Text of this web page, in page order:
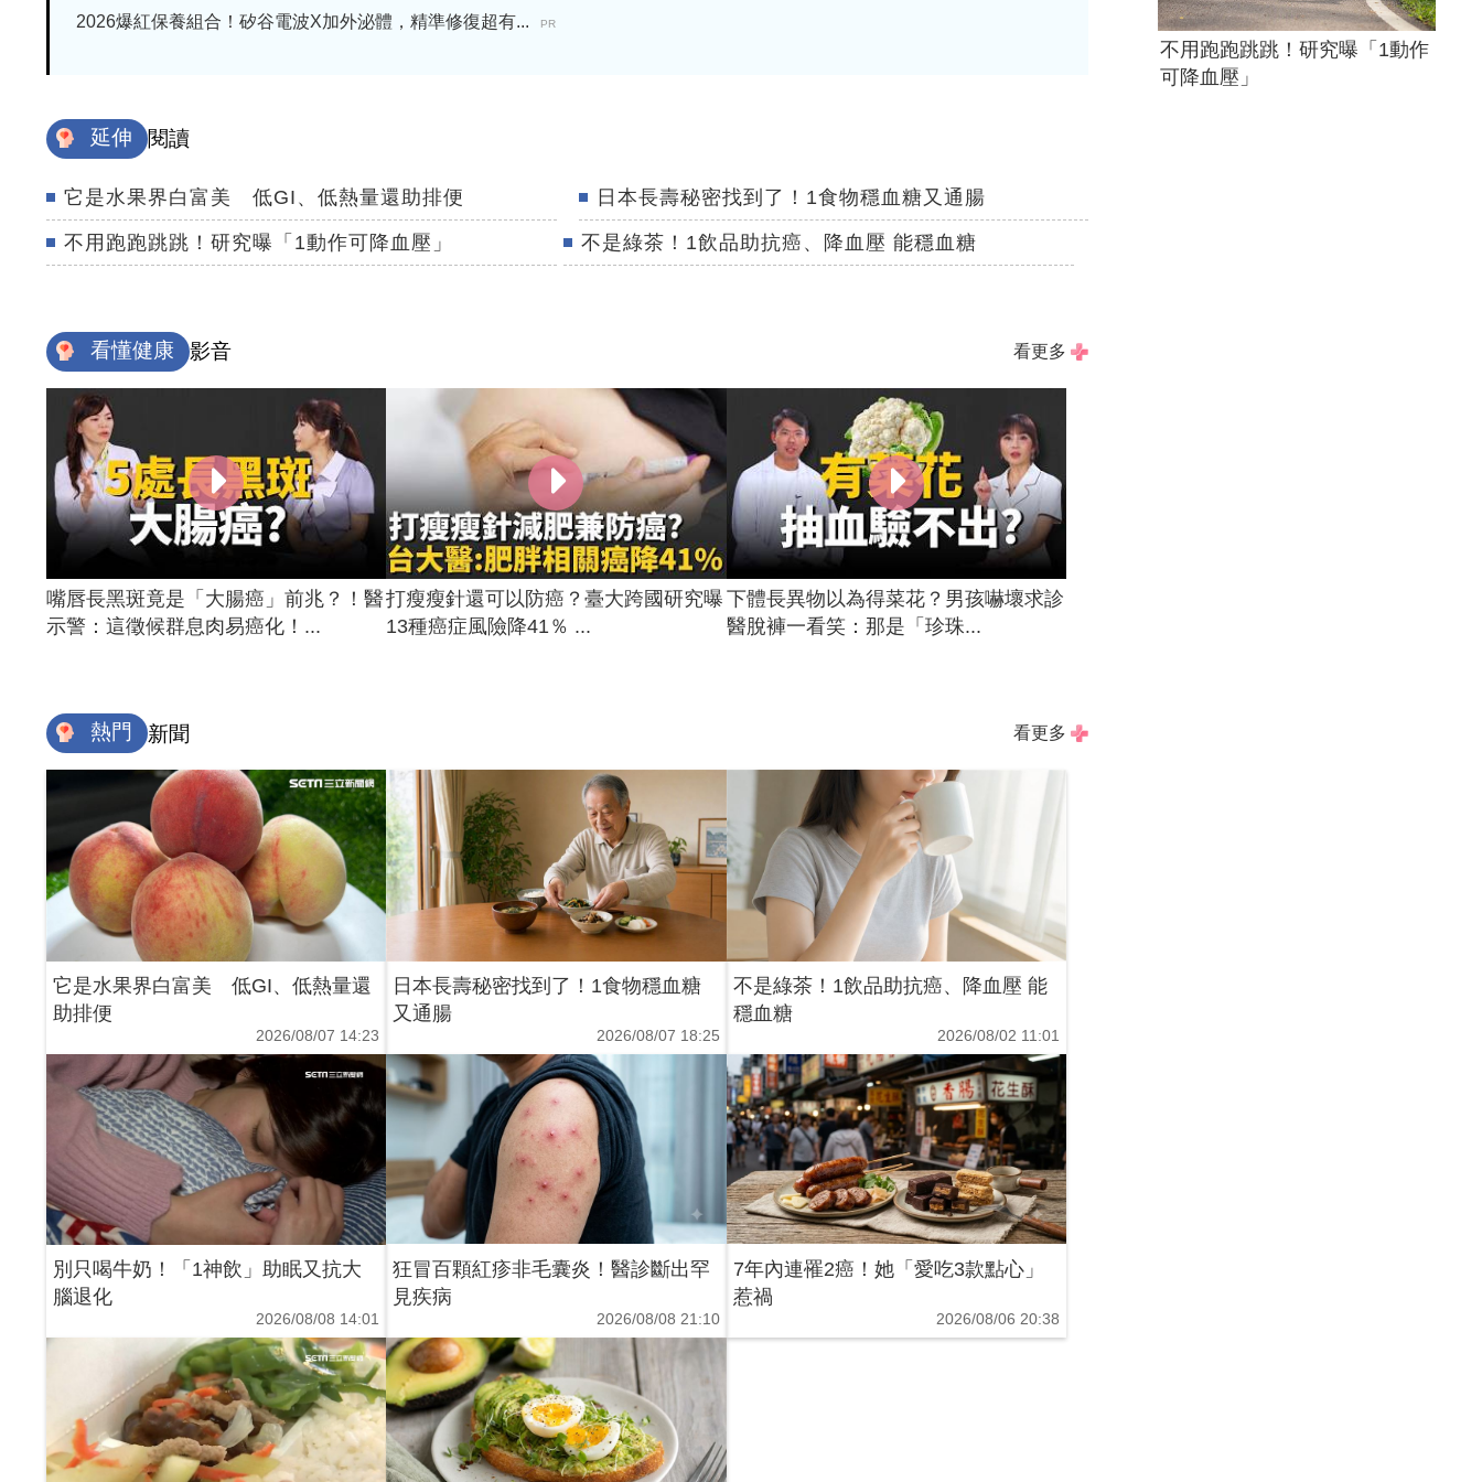
2026爆紅保養組合！矽谷電波X加外泌體，精準修復超有... PR
延伸 閱讀
它是水果界白富美 低GI、低熱量還助排便 日本長壽秘密找到了！1食物穩血糖又通腸
不用跑跑跳跳！研究曝「1動作可降血壓」 不是綠茶！1飲品助抗癌、降血壓 能穩血糖
看懂健康 影音 看更多
嘴唇長黑斑竟是「大腸癌」前兆？！醫
示警：這徵候群息肉易癌化！...
打瘦瘦針還可以防癌？臺大跨國研究曝
13種癌症風險降41％ ...
下體長異物以為得菜花？男孩嚇壞求診
醫脫褲一看笑：那是「珍珠...
熱門 新聞 看更多
它是水果界白富美 低GI、低熱量還
助排便
2026/08/07 14:23
日本長壽秘密找到了！1食物穩血糖
又通腸
2026/08/07 18:25
不是綠茶！1飲品助抗癌、降血壓 能
穩血糖
2026/08/02 11:01
別只喝牛奶！「1神飲」助眠又抗大
腦退化
2026/08/08 14:01
狂冒百顆紅疹非毛囊炎！醫診斷出罕
見疾病
2026/08/08 21:10
7年內連罹2癌！她「愛吃3款點心」
惹禍
2026/08/06 20:38
不用跑跑跳跳！研究曝「1動作
可降血壓」